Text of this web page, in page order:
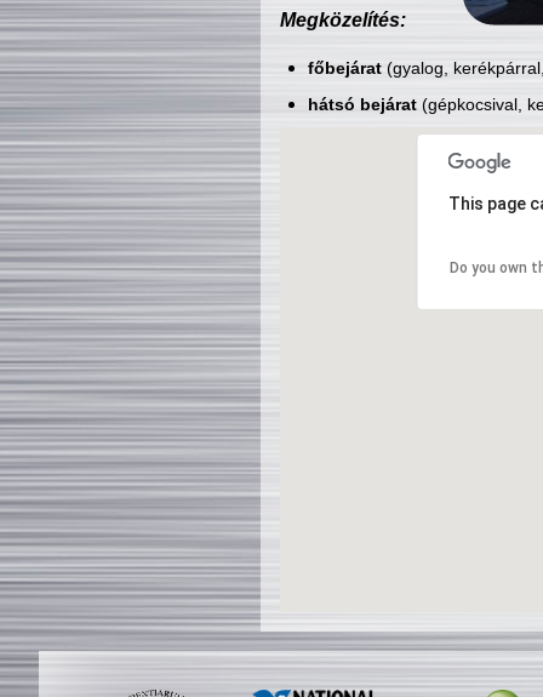
Megközelítés:
főbejárat(gyalog,
hátsó bejárat(gépkocsival,
This page
Do you own